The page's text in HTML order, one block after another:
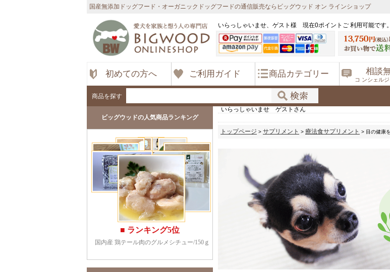
国産無添加ドッグフード・オーガニックドッグフードの通信販売ならビッグウッド オン ラインショップ
いらっしゃいませ、ゲスト様 現在0ポイントご 利用可能です。
初めての方へ ご利用ガイド 商品カテゴリー 相談
コ ンシェル
商品を探す
ビッグウッドの人気商品ランキング
いらっしゃいませ ゲストさん
トップページ > サプリメント > 療法食サプリメント > 目の健康